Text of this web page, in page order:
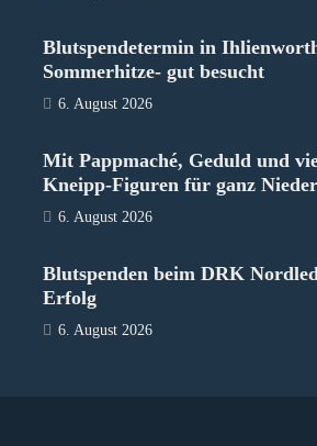
Blutspendetermin in
Sommerhitze- gut besucht
6. August 2026
Mit Pappmaché, Geduld und
Kneipp-Figuren für ganz
6. August 2026
Blutspenden beim DRK
Erfolg
6. August 2026